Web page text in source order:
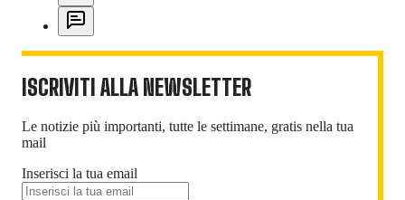
ISCRIVITI ALLA NEWSLETTER
Le notizie più importanti, tutte le settimane, gratis nella tua
mail
Inserisci la tua email